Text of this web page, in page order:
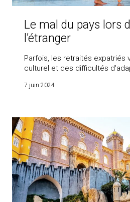
Le mal du pays lors
l’étranger
Parfois, les retraités expatriés
culturel et des difficultés
7 juin 2024